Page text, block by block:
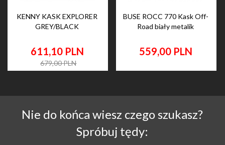
KENNY KASK EXPLORER
GREY/BLACK
611,10 PLN
679,00 PLN
BUSE ROCC 770 Kask Off-
Road biały metalik
559,00 PLN
Nie do końca wiesz czego szukasz?
Spróbuj tędy: